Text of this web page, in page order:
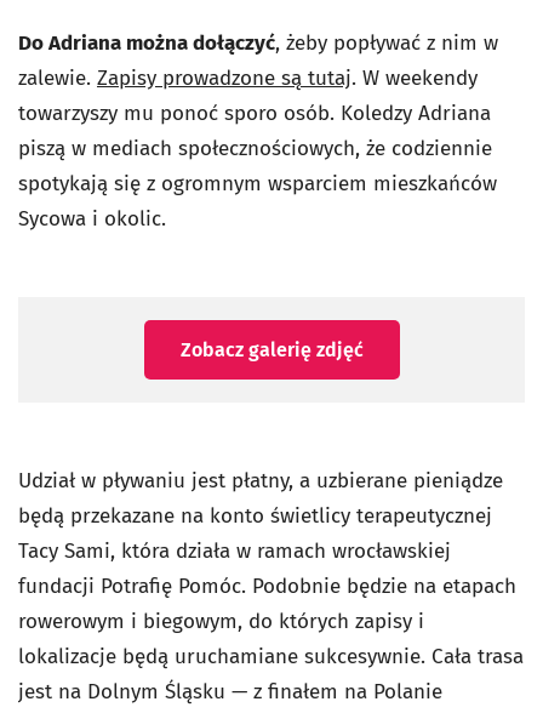
Do Adriana można dołączyć, żeby popływać z nim w
zalewie. Zapisy prowadzone są tutaj. W weekendy
towarzyszy mu ponoć sporo osób. Koledzy Adriana
piszą w mediach społecznościowych, że codziennie
spotykają się z ogromnym wsparciem mieszkańców
Sycowa i okolic.
Zobacz galerię zdjęć
Udział w pływaniu jest płatny, a uzbierane pieniądze
będą przekazane na konto świetlicy terapeutycznej
Tacy Sami, która działa w ramach wrocławskiej
fundacji Potrafię Pomóc. Podobnie będzie na etapach
rowerowym i biegowym, do których zapisy i
lokalizacje będą uruchamiane sukcesywnie. Cała trasa
jest na Dolnym Śląsku — z finałem na Polanie